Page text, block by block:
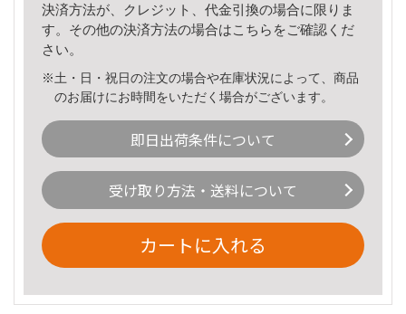
決済方法が、クレジット、代金引換の場合に限りま
す。その他の決済方法の場合はこちら をご確認くだ
さい。
※土・日・祝日の注文の場合や在庫状況によって、商品
のお届けにお時間をいただく場合がございます。
即日出荷条件について
受け取り方法・送料について
カートに入れる